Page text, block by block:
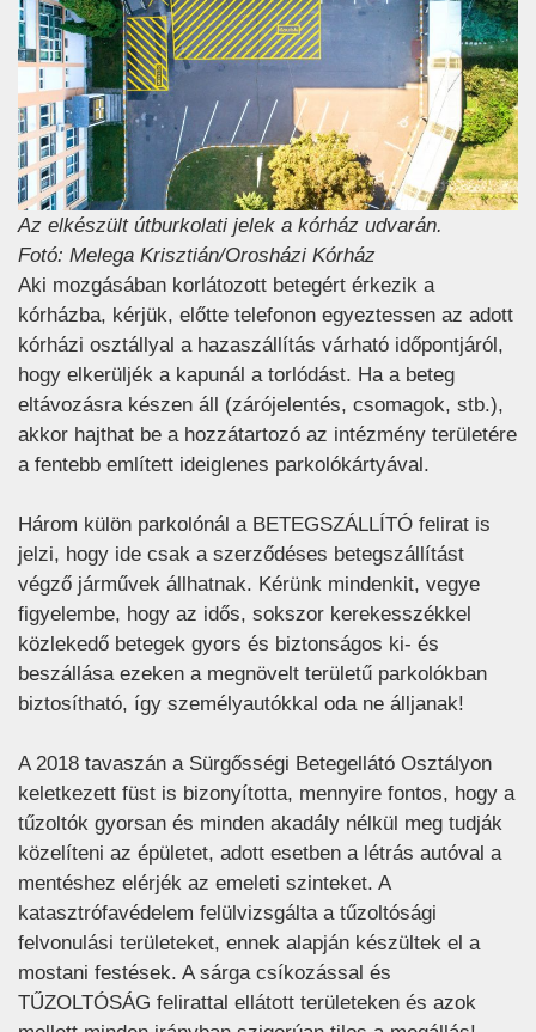
Az elkészült útburkolati jelek a kórház udvarán.
Fotó: Melega Krisztián/Orosházi Kórház
Aki mozgásában korlátozott betegért érkezik a
kórházba, kérjük, előtte telefonon egyeztessen az adott
kórházi osztállyal a hazaszállítás várható időpontjáról,
hogy elkerüljék a kapunál a torlódást. Ha a beteg
eltávozásra készen áll (zárójelentés, csomagok, stb.),
akkor hajthat be a hozzátartozó az intézmény területére
a fentebb említett ideiglenes parkolókártyával.
Három külön parkolónál a BETEGSZÁLLÍTÓ felirat is
jelzi, hogy ide csak a szerződéses betegszállítást
végző járművek állhatnak. Kérünk mindenkit, vegye
figyelembe, hogy az idős, sokszor kerekesszékkel
közlekedő betegek gyors és biztonságos ki- és
beszállása ezeken a megnövelt területű parkolókban
biztosítható, így személyautókkal oda ne álljanak!
A 2018 tavaszán a Sürgősségi Betegellátó Osztályon
keletkezett füst is bizonyította, mennyire fontos, hogy a
tűzoltók gyorsan és minden akadály nélkül meg tudják
közelíteni az épületet, adott esetben a létrás autóval a
mentéshez elérjék az emeleti szinteket. A
katasztrófavédelem felülvizsgálta a tűzoltósági
felvonulási területeket, ennek alapján készültek el a
mostani festések. A sárga csíkozással és
TŰZOLTÓSÁG felirattal ellátott területeken és azok